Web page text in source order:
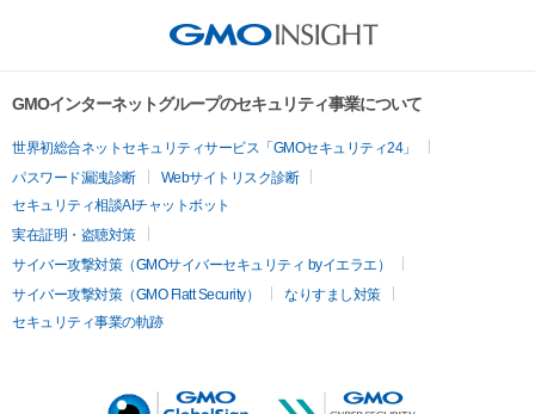
GMOインターネットグループのセキュリティ事業について
世界初総合ネットセキュリティサービス「GMOセキュリティ24」
パスワード漏洩診断
Webサイトリスク診断
セキュリティ相談AIチャットボット
実在証明・盗聴対策
サイバー攻撃対策（GMOサイバーセキュリティ byイエラエ）
サイバー攻撃対策（GMO Flatt Security）
なりすまし対策
セキュリティ事業の軌跡